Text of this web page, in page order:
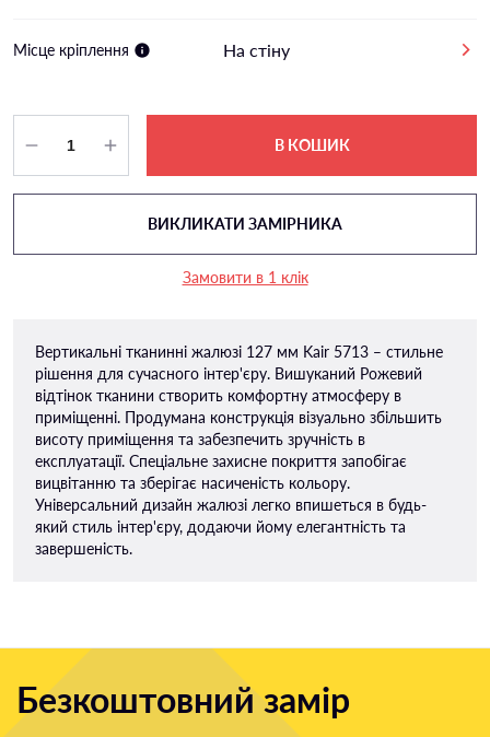
Місце кріплення На стіну
В КОШИК
ВИКЛИКАТИ ЗАМІРНИКА
Замовити в 1 клік
Вертикальні тканинні жалюзі 127 мм Kair 5713 – стильне
рішення для сучасного інтер'єру. Вишуканий Рожевий
відтінок тканини створить комфортну атмосферу в
приміщенні. Продумана конструкція візуально збільшить
висоту приміщення та забезпечить зручність в
експлуатації. Спеціальне захисне покриття запобігає
вицвітанню та зберігає насиченість кольору.
Універсальний дизайн жалюзі легко впишеться в будь-
який стиль інтер'єру, додаючи йому елегантність та
завершеність.
Безкоштовний замір